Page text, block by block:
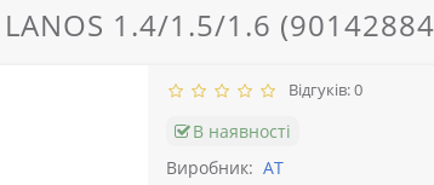
LANOS 1.4/1.5/1.6
Відгуків: 0
В наявності
Виробник: АТ